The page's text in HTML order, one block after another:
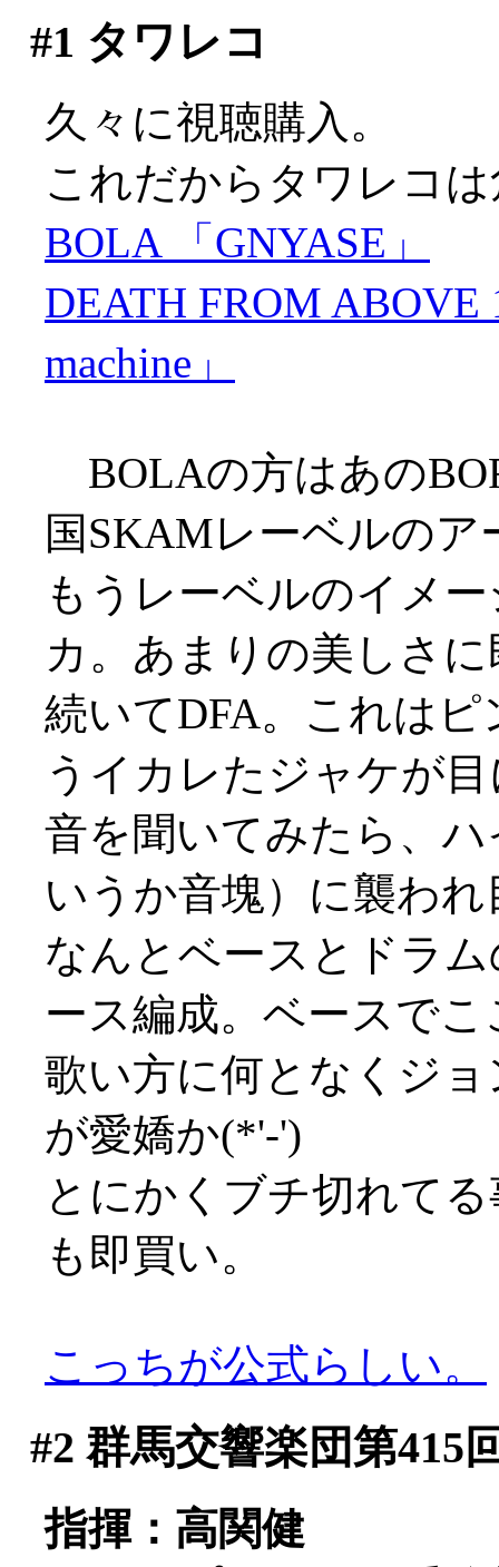
#1 タワレコ
久々に視聴購入。
これだからタワレコ
BOLA 「GNYASE」
DEATH FROM ABOVE
machine」
BOLAの方はあの
国SKAMレーベルのア
もうレーベルのイメ
カ。あまりの美しさ
続いてDFA。これは
うイカレたジャケが
音を聞いてみたら、
いうか音塊）に襲わ
なんとベースとドラ
ース編成。ベースで
歌い方に何となくジ
が愛嬌か(*'-')
とにかくブチ切れて
も即買い。
こっちが公式らしい。
#2 群馬交響楽団第415
指揮：高関健